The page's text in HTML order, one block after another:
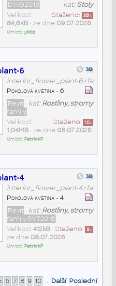
kat:Stoly
DWG2018
Staženo: 351x
Velikost
84,6kB• ze dne 09.07.2026
Umístil:yildiz
6
interior_flower_plant-6.rfa
Pokojová květina - 6
kat:Rostliny, stromy
Revit
family
Staženo: 10x
Velikost
1,04MB• ze dne 08.07.2026
Umístil: PatrickP
4
interior_flower_plant-4.rfa
Pokojová květina - 4
kat:Rostliny, stromy
Revit
family RVT2016
Staženo: 8x
Velikost 412kB•
ze dne 08.07.2026
Umístil: PatrickP
6 7 8 9 10 ... Další Poslední